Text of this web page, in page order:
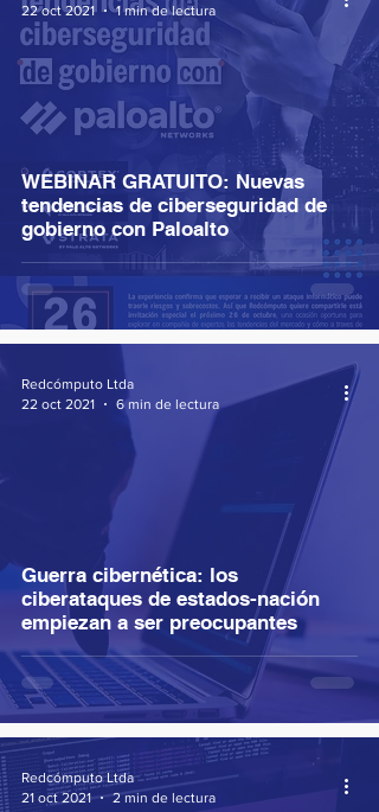
WEBINAR GRATUITO: Nuevas
tendencias de ciberseguridad de
gobierno con Paloalto
22 oct 2021
1 min de lectura
Guerra cibernética: los
ciberataques de estados-nación
empiezan a ser preocupantes
Redcómputo Ltda
22 oct 2021
6 min de lectura
Redcómputo Ltda
21 oct 2021
2 min de lectura